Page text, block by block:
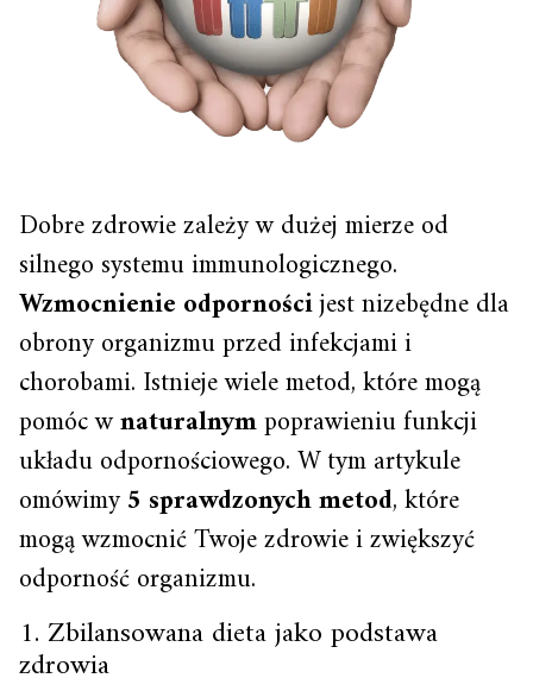
Dobre zdrowie zależy w dużej mierze od
silnego systemu immunologicznego.
Wzmocnienie odpornościjest nizebędne dla
obrony organizmu przed infekcjami i
chorobami. Istnieje wiele metod, które mogą
pomóc wnaturalnympoprawieniu funkcji
układu odpornościowego. W tym artykule
omówimy5 sprawdzonych metod, które
mogą wzmocnić Twoje zdrowie i zwiększyć
odporność organizmu.
1. Zbilansowana dieta jako podstawa
zdrowia